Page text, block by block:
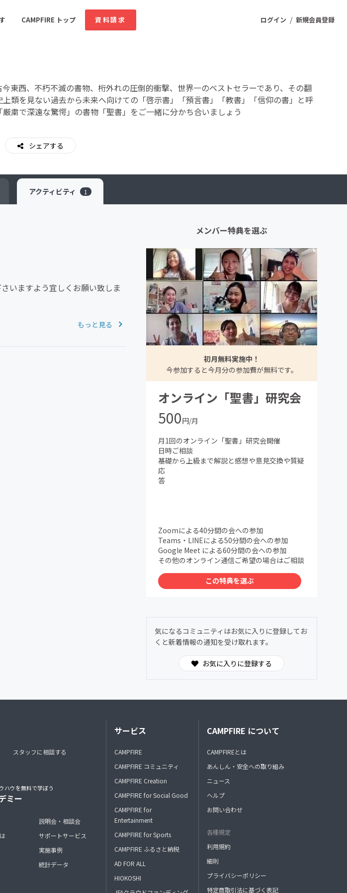
ログイン / 新規会員登録
CAMPFIRE トップ 資料請求
コミュニティ 新着のコミュニティ
フード・飲食店
ビューティー・ヘルスケア
東西、不朽不滅の書物、桁外れの圧倒的衝撃、世界一のベストセラーであり、その翻
類を見ない過去から未来へ向けての「啓示書」「預言書」「教書」「信仰の書」と呼
粛で深遠な驚愕」の書物「聖書」をご一緒に分かち合いましょう
シェアする
アクティビティ 1
いますよう宜しくお願い致しま
もっと見る
メンバー特典を選ぶ
初月無料実施中！
今参加すると今月分の参加費が無料です。
オンライン「聖書」研究会
500円/月
月1回のオンライン「聖書」研究会開催
日時ご相談
基礎から上級まで解説と感想や意見交換や質疑
応
答
Zoomによる40分間の会への参加
Teams・LINEによる50分間の会への参加
Google Meet による60分間の会への参加
その他のオンライン通信ご希望の場合はご相談
この特典を選ぶ
気になるコミュニティはお気に入りに登録してお
くと新着情報の通知を受け取れます。
お気に入りに登録する
スタッフに相談する
ハウを無料で学ぼう
ミー
説明会・相談会
サポートサービス
実施事例
統計データ
サービス
CAMPFIRE
CAMPFIRE コミュニティ
CAMPFIRE Creation
CAMPFIRE for Social Good
CAMPFIRE for
Entertainment
CAMPFIRE for Sports
CAMPFIRE ふるさと納税
AD FOR ALL
HIOKOSHI
CAMPFIRE について
CAMPFIREとは
あんしん・安全への取り組み
ニュース
ヘルプ
お問い合わせ
各種規定
利用規約
細則
プライバシーポリシー
特定商取引法に基づく表記